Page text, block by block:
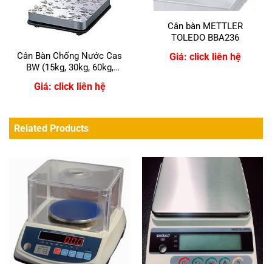
Cân Bàn Chống Nước Cas
BW (15kg, 30kg, 60kg,
Giá: click liên hệ
Cân bàn METTLER
TOLEDO BBA236
Giá: click liên hệ
Related Products